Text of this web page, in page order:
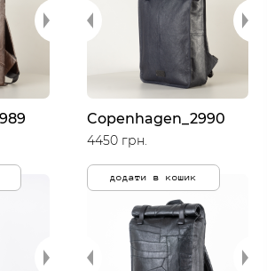
Copenhagen_2990
4450 грн.
додати в кошик